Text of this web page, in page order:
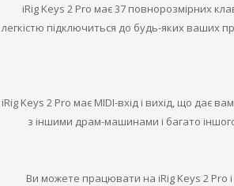
iRig Keys 2 Pro має 37 повнорозмірних
легкістю підключиться до будь-яких ваших
iRig Keys 2 Pro має MIDI-вхід і вихід, що дає
з іншими драм-машинами і багато
Ви можете працювати на iRig Keys 2 Pro